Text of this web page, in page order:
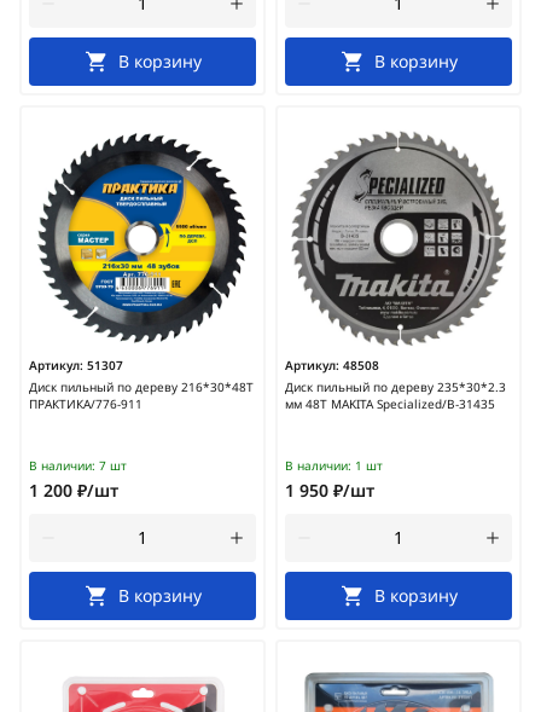
В корзину В корзину
Артикул: 51307
Диск пильный по дереву 216*30*48Т
ПРАКТИКА/776-911
В наличии: 7 шт
1 200 ₽/шт
В корзину
Артикул: 48508
Диск пильный по дереву 235*30*2.3
мм 48Т MAKITA Specialized/B-31435
В наличии: 1 шт
1 950 ₽/шт
В корзину